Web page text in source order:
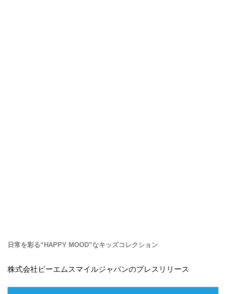
日常を彩る“HAPPY MOOD”なキッズコレクション
株式会社ビーエムスマイルジャパンのプレスリリース